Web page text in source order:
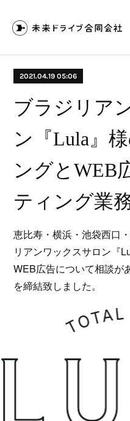
2021.04.19 05:06
ブラジリア
ン『Lula』
ングとWEB
ティング業
恵比寿・横浜・池袋西口
リアンワックスサロン『
WEB広告について相談が
を締結致しました。